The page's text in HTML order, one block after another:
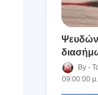
09:00:00